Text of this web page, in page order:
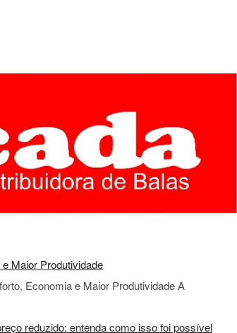
Maior Produtividade
Economia e Maior Produtividade A
reduzido: entenda como isso foi possível